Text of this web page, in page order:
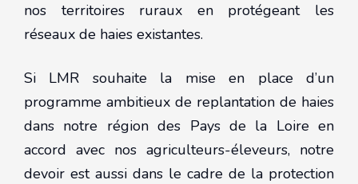
nos territoires ruraux en protégeant les
réseaux de haies existantes.
Si LMR souhaite la mise en place d’un
programme ambitieux de replantation de haies
dans notre région des Pays de la Loire en
accord avec nos agriculteurs-éleveurs, notre
devoir est aussi dans le cadre de la protection